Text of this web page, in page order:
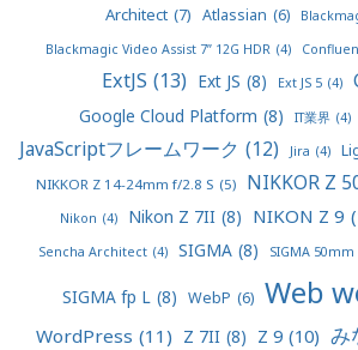
Architect (7) Atlassian (6)
Blackmagic Video Assist 7” 12G HDR (4)
ExtJS (13) Ext JS (8) Ext JS 5 (4)
Google Cloud Platform (8) IT業界 (4)
JavaScriptフレームワーク (12) Jira (4)
NIKKOR Z 14-24mm f/2.8 S (5) NIKKOR Z
Nikon (4) Nikon Z 7II (8) NIKON Z 9
Sencha Architect (4) SIGMA (8) SIGMA
SIGMA fp L (8) WebP (6) Web
WordPress (11) Z 7II (8) Z 9 (10) み